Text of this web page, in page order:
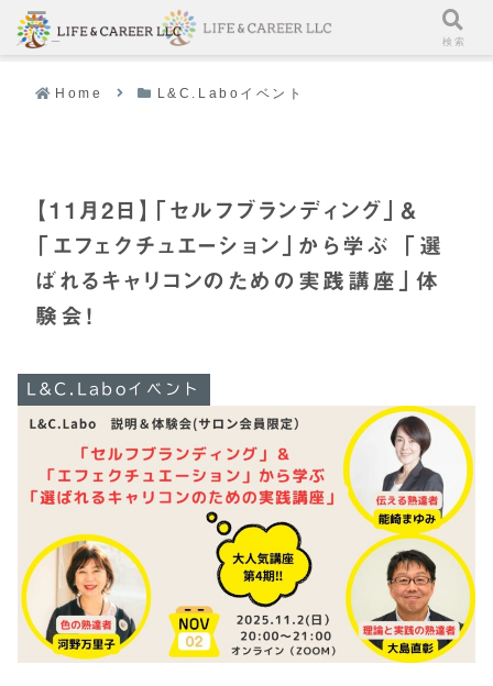
Home L&C.Laboイベント
【11月2日】「セルフブランディング」＆
「エフェクチュエーション」から学ぶ 「選
ばれるキャリコンのための実践講座」体
験会！
L&C.Laboイベント
メニュー 検索